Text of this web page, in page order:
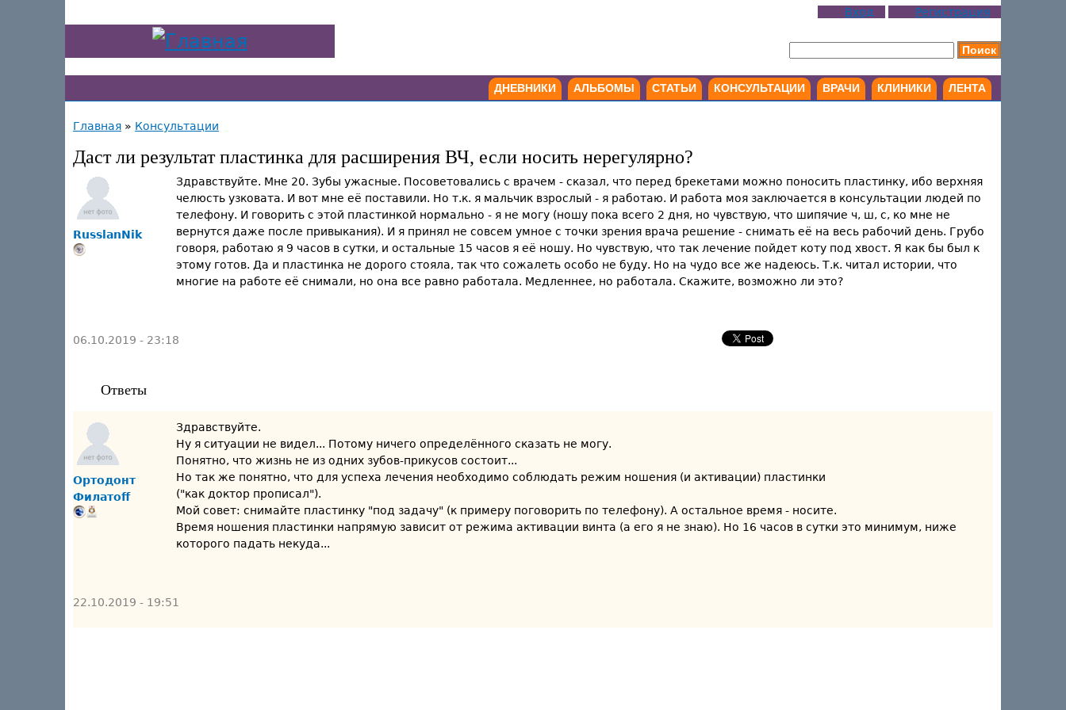
Вход Регистрация
ДНЕВНИКИ АЛЬБОМЫ СТАТЬИ КОНСУЛЬТАЦИИ ВРАЧИ КЛИНИКИ ЛЕНТА
Главная » Консультации
Даст ли результат пластинка для расширения ВЧ, если носить нерегулярно?
RusslanNik
Здравствуйте. Мне 20. Зубы ужасные. Посоветовались с врачем - сказал, что перед брекетами можно поносить пластинку, ибо верхняя
челюсть узковата. И вот мне её поставили. Но т.к. я мальчик взрослый - я работаю. И работа моя заключается в консультации людей по
телефону. И говорить с этой пластинкой нормально - я не могу (ношу пока всего 2 дня, но чувствую, что шипячие ч, ш, с, ко мне не
вернутся даже после привыкания). И я принял не совсем умное с точки зрения врача решение - снимать её на весь рабочий день. Грубо
говоря, работаю я 9 часов в сутки, и остальные 15 часов я её ношу. Но чувствую, что так лечение пойдет коту под хвост. Я как бы был к
этому готов. Да и пластинка не дорого стояла, так что сожалеть особо не буду. Но на чудо все же надеюсь. Т.к. читал истории, что
многие на работе её снимали, но она все равно работала. Медленнее, но работала. Скажите, возможно ли это?
06.10.2019 - 23:18
Ответы
Ортодонт
Филатоff
Здравствуйте.
Ну я ситуации не видел... Потому ничего определённого сказать не могу.
Понятно, что жизнь не из одних зубов-прикусов состоит...
Но так же понятно, что для успеха лечения необходимо соблюдать режим ношения (и активации) пластинки
("как доктор прописал").
Мой совет: снимайте пластинку "под задачу" (к примеру поговорить по телефону). А остальное время - носите.
Время ношения пластинки напрямую зависит от режима активации винта (а его я не знаю). Но 16 часов в сутки это минимум, ниже
которого падать некуда...
22.10.2019 - 19:51